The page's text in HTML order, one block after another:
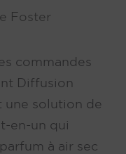
Foster
commandes
Diffusion
une solution de
en-un qui
à air sec